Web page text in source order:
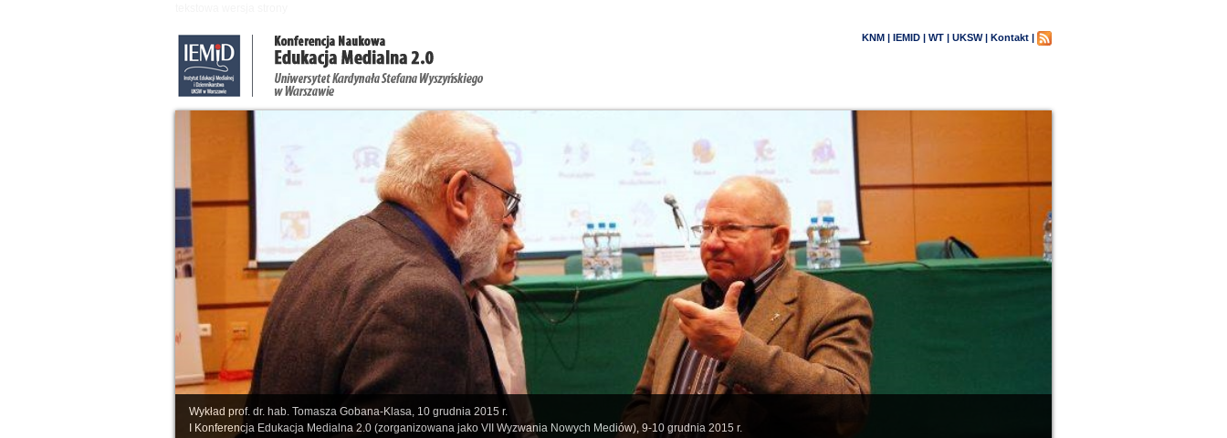
KNM | IEMID | WT | UKSW | Kontakt |
Wykład prof. dr. hab. Tomasza Gobana-Klasa, 10 grudnia 2015 r.
I Konferencja Edukacja Medialna 2.0 (zorganizowana jako VII Wyzwania Nowych Mediów), 9-10 grudnia 2015 r.